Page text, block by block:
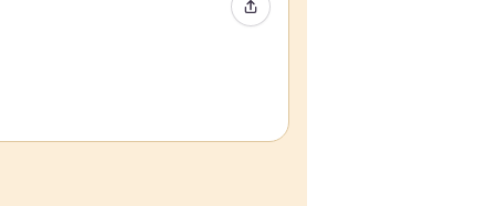
Compartir evento